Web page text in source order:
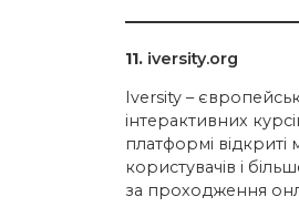
11. iversity.org
Iversity –
інтерактивних
платформі
користувачів і
за проходження